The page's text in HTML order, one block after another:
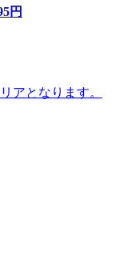
円
アとなります。